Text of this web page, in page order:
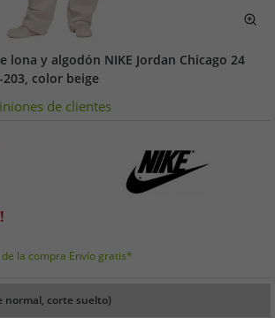
lona y algodón NIKE Jordan Chicago 24
203, color beige
de clientes
la compra Envío gratis*
normal, corte suelto)